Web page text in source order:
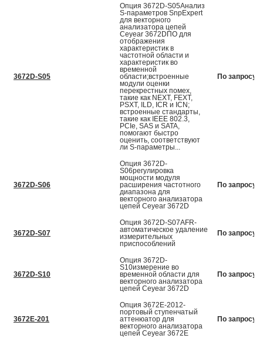
3672D-S05
Опция 3672D-S05Анализ
S-параметров SnpExpert
для векторного
анализатора цепей
Ceyear 3672DПО для
отображения
характеристик в
частотной области и
характеристик во
временной
области;встроенные
модули оценки
перекрестных помех,
такие как NEXT, FEXT,
PSXT, ILD, ICR и ICN;
встроенные стандарты,
такие как IEEE 802.3,
PCIe, SAS и SATA,
помогают быстро
оценить, соответствуют
ли S-параметры...
По запросу
3672D-S06
Опция 3672D-
S06регулировка
мощности модуля
расширения частотного
диапазона для
векторного анализатора
цепей Ceyear 3672D
По запросу
3672D-S07
Опция 3672D-S07AFR-
автоматическое удаление
измерительных
приспособлений
По запросу
3672D-S10
Опция 3672D-
S10измерение во
временной области для
векторного анализатора
цепей Ceyear 3672D
По запросу
3672E-201
Опция 3672E-2012-
портовый ступенчатый
аттенюатор для
векторного анализатора
цепей Ceyear 3672E
По запросу